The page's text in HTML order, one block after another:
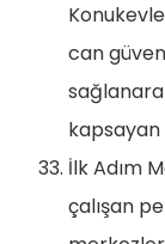
can
İlk Adım
çalışan